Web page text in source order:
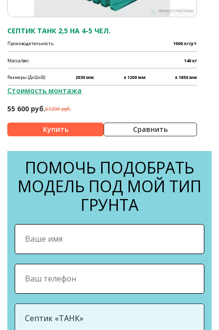
СЕПТИК ТАНК 2,5 НА 4-5 ЧЕЛ.
Производительность: 1000 л/сут
Масса/вес: 140 кг
Размеры (ДхШхВ): 2030 мм x 1200 мм x 1850 мм
Стоимость монтажа
55 600 руб.61200 руб.
Сравнить
ПОМОЧЬ ПОДОБРАТЬ
МОДЕЛЬ ПОД МОЙ ТИП
ГРУНТА